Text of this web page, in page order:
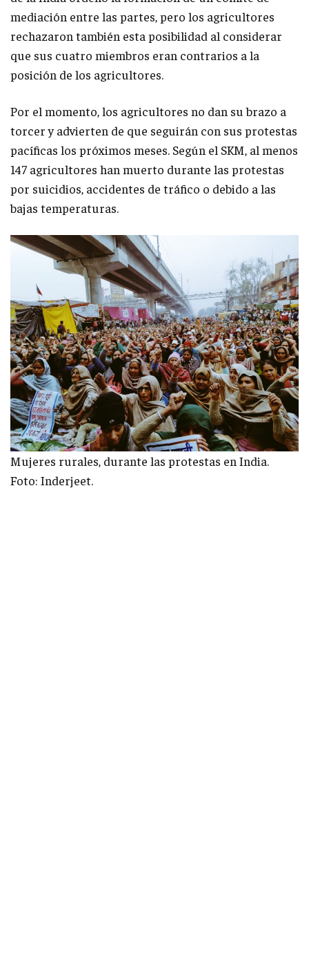
mediación entre las partes, pero los agricultores
rechazaron también esta posibilidad al considerar
que sus cuatro miembros eran contrarios a la
posición de los agricultores.
Por el momento, los agricultores no dan su brazo a
torcer y advierten de que seguirán con sus protestas
pacíficas los próximos meses. Según el SKM, al menos
147 agricultores han muerto durante las protestas
por suicidios, accidentes de tráfico o debido a las
bajas temperaturas.
Mujeres rurales, durante las protestas en India.
Foto: Inderjeet.